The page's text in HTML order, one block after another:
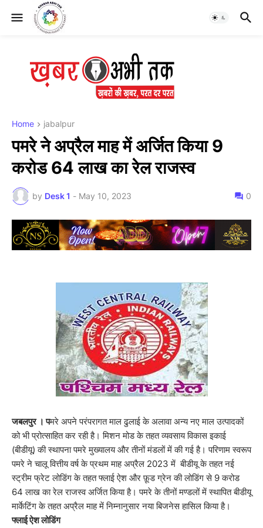
Home jabalpur
पमरे ने अप्रैल माह में अर्जित किया 9
करोड 64 लाख का रेल राजस्व
by Desk 1 - May 10, 2023 0
जबलपुर । पमरे अपने परंपरागत माल ढुलाई के अलावा अन्य नए माल उत्पादकों
को भी प्रोत्साहित कर रही है। मिशन मोड के तहत व्यवसाय विकास इकाई
(बीडीयू) की स्थापना पमरे मुख्यालय और तीनों मंडलों में की गई है। परिणाम स्वरूप
पमरे ने चालू वित्तीय वर्ष के प्रथम माह अप्रैल 2023 में बीडीयू के तहत नई
स्ट्रीम फ्रेट लोडिंग के तहत फ्लाई ऐश और फ़ूड ग्रेन की लोडिंग से 9 करोड
64 लाख का रेल राजस्व अर्जित किया है। पमरे के तीनों मण्डलों में स्थापित बीडीयू
मार्केटिंग के तहत अप्रैल माह में निम्नानुसार नया बिजनेस हासिल किया है।
फ्लाई ऐश लोडिंग